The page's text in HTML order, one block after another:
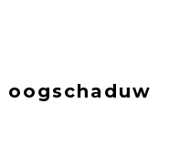
oogschaduw